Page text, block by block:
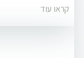
קראו עוד